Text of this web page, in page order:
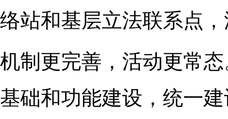
络站和基层立法联系点
机制更完善，活动更常
基础和功能建设，统一